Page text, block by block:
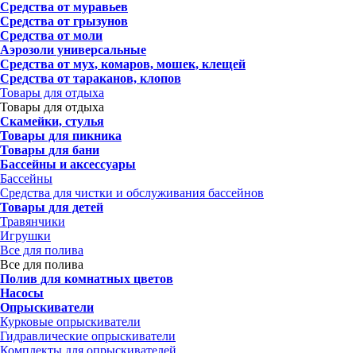
Средства от муравьев
Средства от грызунов
Средства от моли
Аэрозоли универсальные
Средства от мух, комаров, мошек, клещей
Средства от тараканов, клопов
Товары для отдыха
Товары для отдыха
Скамейки, стулья
Товары для пикника
Товары для бани
Бассейны и аксессуары
Бассейны
Средства для чистки и обслуживания бассейнов
Товары для детей
Травянчики
Игрушки
Все для полива
Все для полива
Полив для комнатных цветов
Насосы
Опрыскиватели
Курковые опрыскиватели
Гидравлические опрыскиватели
Комплекты для опрыскивателей